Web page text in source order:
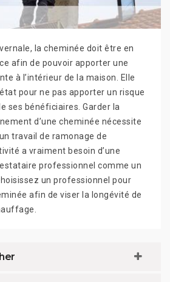
la cheminée doit être en
afin de pouvoir apporter une
à l’intérieur de la maison. Elle
pour ne pas apporter un risque
ses bénéficiaires. Garder la
d’une cheminée nécessite
travail de ramonage de
a vraiment besoin d’une
professionnel comme un
un professionnel pour
afin de viser la longévité de